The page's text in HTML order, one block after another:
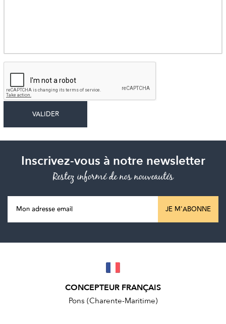
Inscrivez-vous à notre newsletter
Restez informé de nos nouveautés
JE M'ABONNE
CONCEPTEUR FRANÇAIS
Pons (Charente-Maritime)